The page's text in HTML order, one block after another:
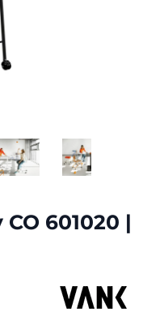
601020 |